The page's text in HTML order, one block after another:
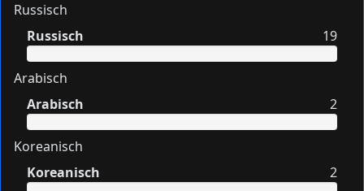
Russisch
Russisch
19
Arabisch
Arabisch
2
Koreanisch
Koreanisch
2